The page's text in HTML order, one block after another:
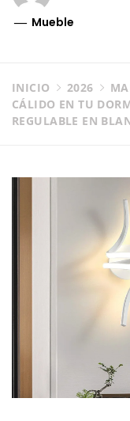
Mueble
INICIO 2026
CÁLIDO EN TU
REGULABLE EN